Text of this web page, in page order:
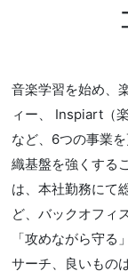
音楽学習を始め、
ィー、 Inspiart（
など、6つの事業
織基盤を強くする
は、本社勤務にて
ど、バックオフィ
「攻めながら守る
サーチ、良いもの